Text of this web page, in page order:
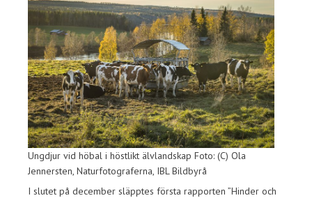
Ungdjur vid höbal i höstlikt älvlandskap Foto: (C) Ola
Jennersten, Naturfotograferna, IBL Bildbyrå
I slutet på december släpptes första rapporten ”Hinder och